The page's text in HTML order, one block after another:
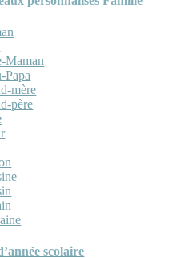
Maman
Papa
mère
père
scolaire